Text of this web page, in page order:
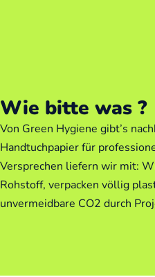
Wie bitte was ?
Von Green Hygiene gibt’s
Handtuchpapier für
Versprechen liefern wir mit:
Rohstoff, verpacken völlig
unvermeidbare CO2 durch